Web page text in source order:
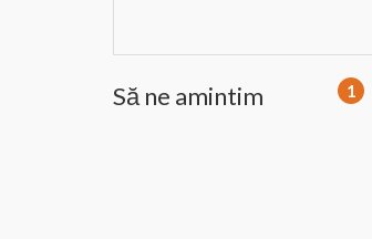
Să ne amintim 1